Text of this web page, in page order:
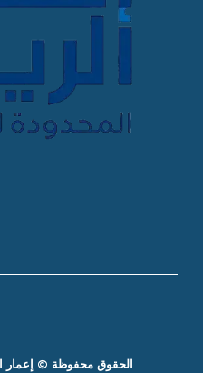
الحقوق محفوظة © إعمار